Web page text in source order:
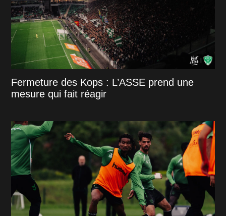
Fermeture des Kops : L’ASSE prend une
mesure qui fait réagir